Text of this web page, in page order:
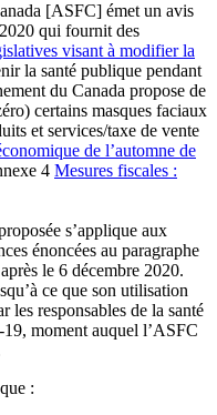
[ASFC] émet un avis
qui fournit des
visant à modifier la
la santé publique pendant
du Canada propose de
certains masques faciaux
et services/taxe de vente
de l’automne de
4 Mesures fiscales :
s’applique aux
énoncées au paragraphe
le 6 décembre 2020.
ce que son utilisation
les responsables de la santé
moment auquel l’ASFC
: